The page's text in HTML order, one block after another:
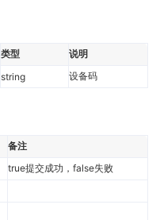
类型
说明
string 设备码
备注
true提交成功，false失败